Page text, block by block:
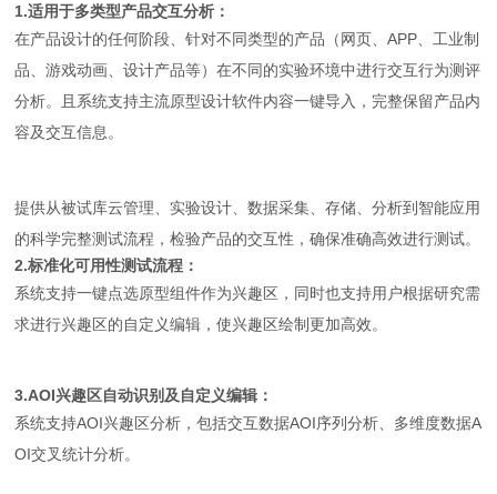
1.适用于多类型产品交互分析：
在产品设计的任何阶段、针对不同类型的产品（网页、APP、工业制
品、游戏动画、设计产品等）在不同的实验环境中进行交互行为测评
分析。且系统支持主流原型设计软件内容一键导入，完整保留产品内
容及交互信息。
提供从被试库云管理、实验设计、数据采集、存储、分析到智能应用
的科学完整测试流程，检验产品的交互性，确保准确高效进行测试。
2.标准化可用性测试流程：
系统支持一键点选原型组件作为兴趣区，同时也支持用户根据研究需
求进行兴趣区的自定义编辑，使兴趣区绘制更加高效。
3.AOI兴趣区自动识别及自定义编辑：
系统支持AOI兴趣区分析，包括交互数据AOI序列分析、多维度数据A
OI交叉统计分析。